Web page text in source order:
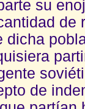
su
de
dicha
de